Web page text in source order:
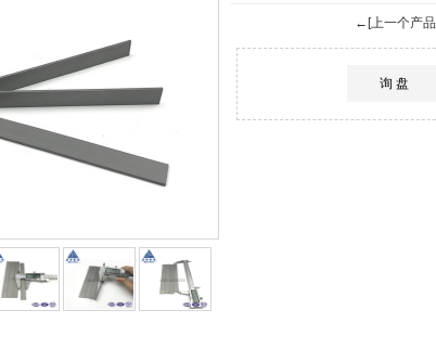
←[上一个产
询 盘